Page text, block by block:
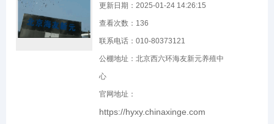
更新日期：2025-01-24 14:26:15
查看次数： 136
联系电话：010-80373121
公棚地址：北京西六环海友新元养殖中
心
官网地址：
https://hyxy.chinaxinge.com